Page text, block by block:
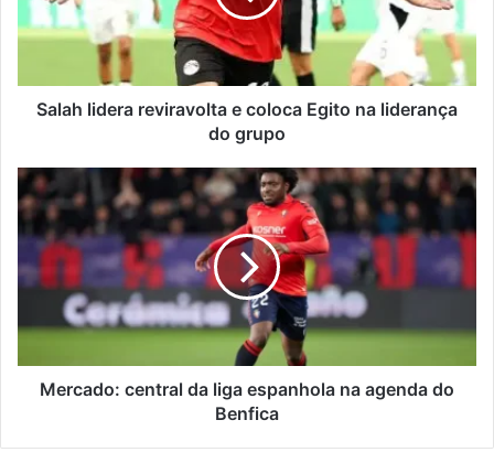
Egito
na
do
grupo
Salah lidera reviravolta e coloca Egito na liderança
do grupo
Mercado:
central
da
espanhola
agenda
Benfica
Mercado: central da liga espanhola na agenda do
Benfica